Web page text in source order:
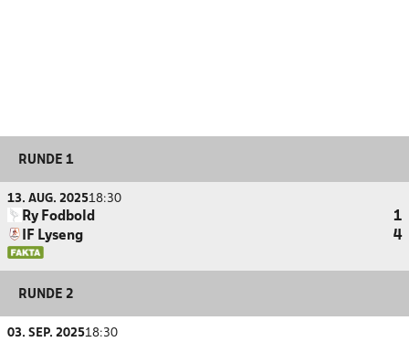
RUNDE 1
13. AUG. 202518:30
Ry Fodbold
1
IF Lyseng
4
RUNDE 2
03. SEP. 202518:30